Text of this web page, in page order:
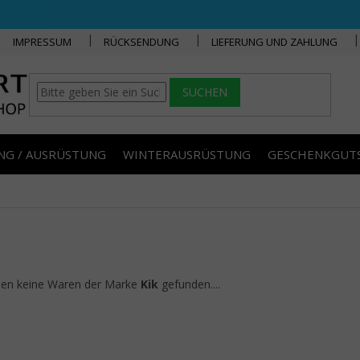
IMPRESSUM RÜCKSENDUNG LIEFERUNG UND ZAHLUNG
SUCHEN
/ AUSRÜSTUNG WINTERAUSRÜSTUNG
keine Waren der Marke Kik gefunden....